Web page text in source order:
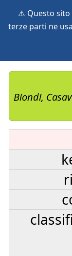
⚠️ Questo sito
terze parti ne
Biondi,